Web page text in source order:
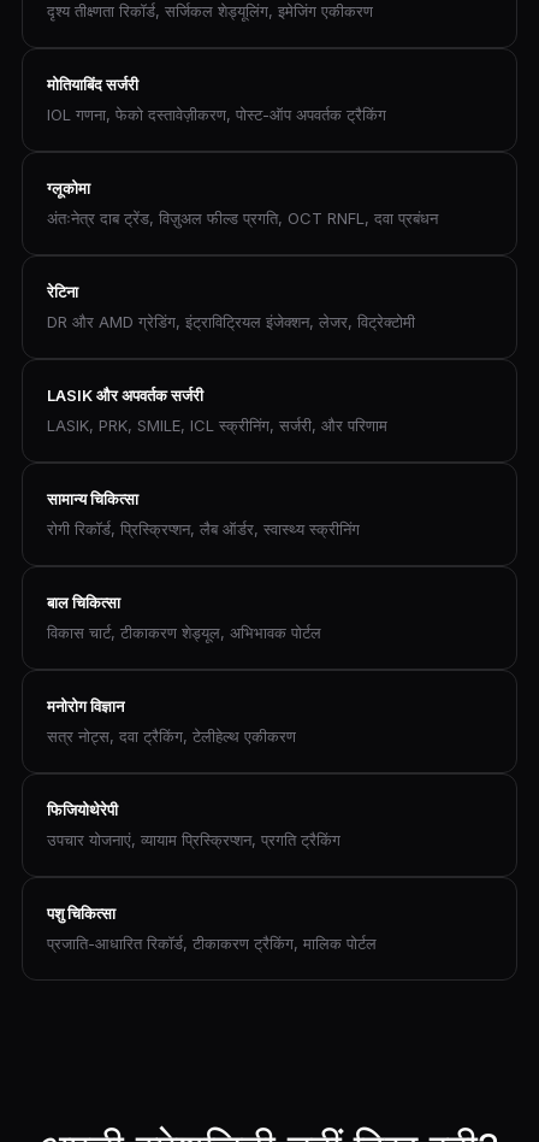
दृश्य तीक्ष्णता रिकॉर्ड, सर्जिकल शेड्यूलिंग, इमेजिंग एकीकरण
मोतियाबिंद सर्जरी
IOL गणना, फेको दस्तावेज़ीकरण, पोस्ट-ऑप अपवर्तक ट्रैकिंग
ग्लूकोमा
अंतःनेत्र दाब ट्रेंड, विज़ुअल फील्ड प्रगति, OCT RNFL, दवा प्रबंधन
रेटिना
DR और AMD ग्रेडिंग, इंट्राविट्रियल इंजेक्शन, लेजर, विट्रेक्टोमी
LASIK और अपवर्तक सर्जरी
LASIK, PRK, SMILE, ICL स्क्रीनिंग, सर्जरी, और परिणाम
सामान्य चिकित्सा
रोगी रिकॉर्ड, प्रिस्क्रिप्शन, लैब ऑर्डर, स्वास्थ्य स्क्रीनिंग
बाल चिकित्सा
विकास चार्ट, टीकाकरण शेड्यूल, अभिभावक पोर्टल
मनोरोग विज्ञान
सत्र नोट्स, दवा ट्रैकिंग, टेलीहेल्थ एकीकरण
फिजियोथेरेपी
उपचार योजनाएं, व्यायाम प्रिस्क्रिप्शन, प्रगति ट्रैकिंग
पशु चिकित्सा
प्रजाति-आधारित रिकॉर्ड, टीकाकरण ट्रैकिंग, मालिक पोर्टल